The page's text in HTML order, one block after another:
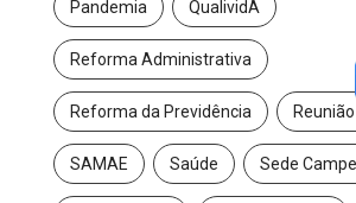
Pandemia QualividA
Reforma Administrativa
Reforma da Previdência
SAMAE Saúde Sede